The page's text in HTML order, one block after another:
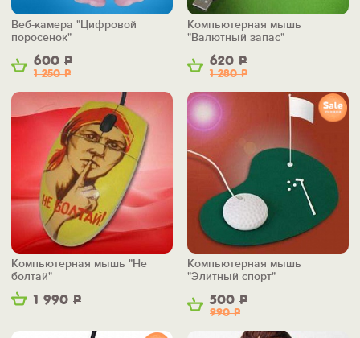
600 Р
1 250Р
Веб-камера "Цифровой
поросенок"
620 Р
1 280Р
Компьютерная мышь
"Валютный запас"
1 990 Р
Компьютерная мышь "Не
болтай"
500 Р
990Р
Компьютерная мышь
"Элитный спорт"